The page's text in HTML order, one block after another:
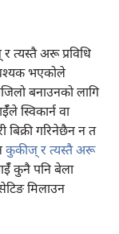
त्यस्तै अरू प्रविधि
भएकोले
बनाउनको लागि
स्विकार्न वा
बिक्री गरिनेछैन न त
कुकीज् र त्यस्तै अरू
कुनै पनि बेला
मिलाउन
of Pennsylvania.